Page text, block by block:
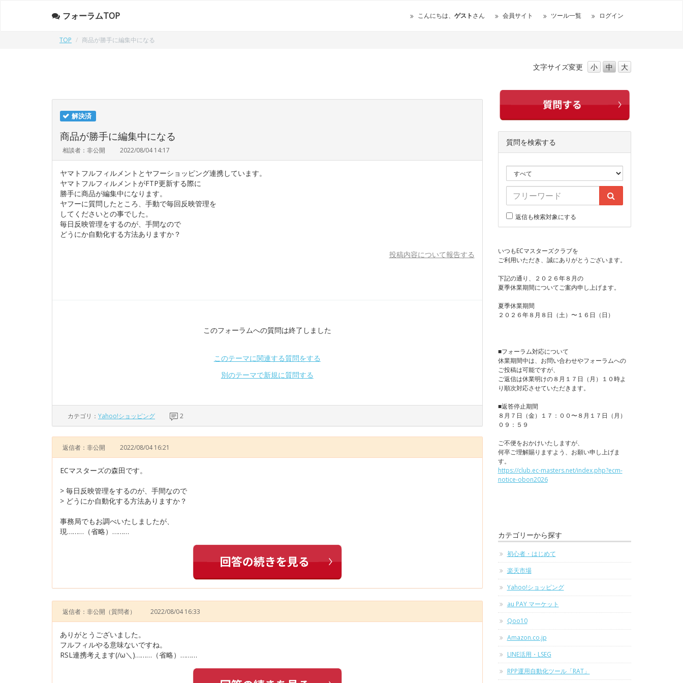
フォーラムTOP こんにちは、 ゲストさん 会員サイト ツール一覧 ログイン
TOP 商品が勝手に編集中になる
文字サイズ変更 小 中 大
解決済
商品が勝手に編集中になる
相談者：非公開 2022/08/04 14:17
ヤマトフルフィルメントとヤフーショッピング連携しています。
ヤマトフルフィルメントがFTP更新する際に
勝手に商品が編集中になります。
ヤフーに質問したところ、手動で毎回反映管理を
してくださいとの事でした。
毎日反映管理をするのが、手間なので
どうにか自動化する方法ありますか？
投稿内容について報告する
このフォーラムへの質問は終了しました
このテーマに関連する質問をする
別のテーマで新規に質問する
カテゴリ： Yahoo!ショッピング 2
返信者：非公開 2022/08/04 16:21
ECマスターズの森田です。
> 毎日反映管理をするのが、手間なので
> どうにか自動化する方法ありますか？
事務局でもお調べいたしましたが、
現………（省略）………
返信者：非公開 （質問者） 2022/08/04 16:33
ありがとうございました。
フルフィルやる意味ないですね。
RSL連携考えます(/ω＼)………（省略）………
質問を検索する
返信も検索対象にする
いつもECマスターズクラブを
ご利用いただき、誠にありがとうございます。
下記の通り、２０２６年８月の
夏季休業期間についてご案内申し上げます。
夏季休業期間
２０２６年８月８日（土）〜１６日（日）
■フォーラム対応について
休業期間中は、お問い合わせやフォーラムへの
ご投稿は可能ですが、
ご返信は休業明けの８月１７日（月）１０時よ
り順次対応させていただきます。
■返答停止期間
８月７日（金）１７：００〜８月１７日（月）
０９：５９
ご不便をおかけいたしますが、
何卒ご理解賜りますよう、お願い申し上げま
す。
https://club.ec-masters.net/index.php?ecm-
notice-obon2026
カテゴリーから探す
初心者・はじめて
楽天市場
Yahoo!ショッピング
au PAY マーケット
Qoo10
Amazon.co.jp
LINE活用・LSEG
RPP運用自動化ツール「RAT」